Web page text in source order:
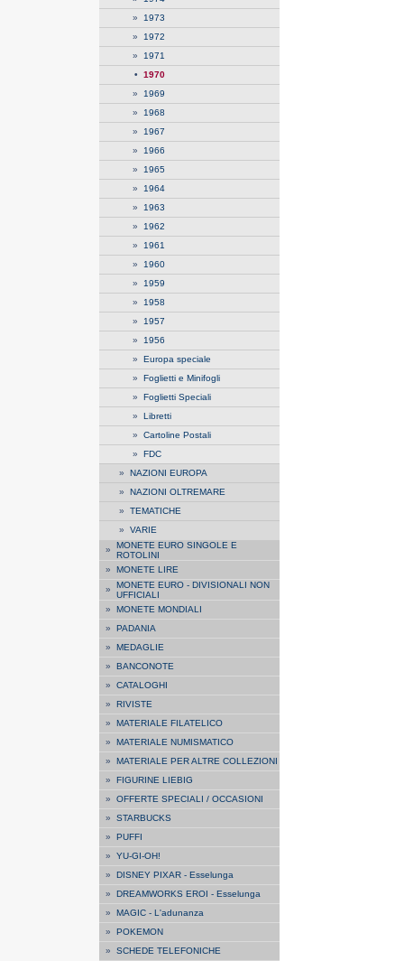
» 1973
» 1972
» 1971
•
1970
» 1969
» 1968
» 1967
» 1966
» 1965
» 1964
» 1963
» 1962
» 1961
» 1960
» 1959
» 1958
» 1957
» 1956
» Europa speciale
» Foglietti e Minifogli
» Foglietti Speciali
» Libretti
» Cartoline Postali
» FDC
» NAZIONI EUROPA
» NAZIONI OLTREMARE
» TEMATICHE
» VARIE
» MONETE EURO SINGOLE E
ROTOLINI
» MONETE LIRE
» MONETE EURO - DIVISIONALI NON
UFFICIALI
» MONETE MONDIALI
» PADANIA
» MEDAGLIE
» BANCONOTE
» CATALOGHI
» RIVISTE
» MATERIALE FILATELICO
» MATERIALE NUMISMATICO
» MATERIALE PER ALTRE COLLEZIONI
» FIGURINE LIEBIG
» OFFERTE SPECIALI / OCCASIONI
» STARBUCKS
» PUFFI
» YU-GI-OH!
» DISNEY PIXAR - Esselunga
» DREAMWORKS EROI - Esselunga
» MAGIC - L'adunanza
» POKEMON
» SCHEDE TELEFONICHE